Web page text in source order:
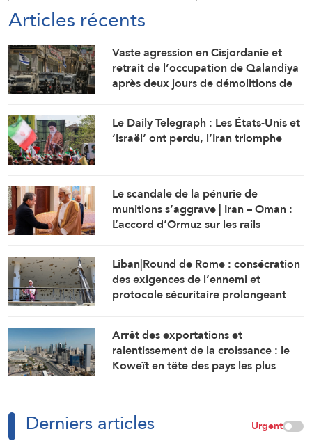
Articles récents
Vaste agression en Cisjordanie et
retrait de l’occupation de Qalandiya
après deux jours de démolitions de
Le Daily Telegraph : Les États-Unis et
‘Israël’ ont perdu, l’Iran triomphe
Le scandale de la pénurie de
munitions s’aggrave | Iran – Oman :
L’accord d’Ormuz sur les rails
Liban|Round de Rome : consécration
des exigences de l’ennemi et
protocole sécuritaire prolongeant
Arrêt des exportations et
ralentissement de la croissance : le
Koweït en tête des pays les plus
Derniers articles Urgent